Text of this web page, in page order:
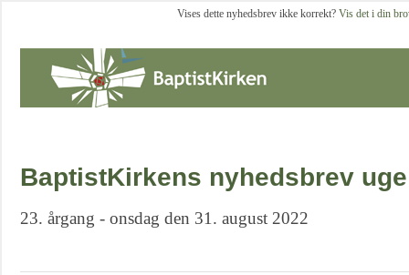
Vises dette nyhedsbrev ikke korrekt? Vis det i din
BaptistKirkens nyhedsbrev
23. årgang - onsdag den 31. august 2022